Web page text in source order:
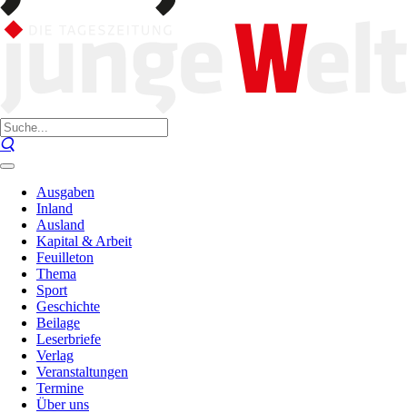
Ausgaben
Inland
Ausland
Kapital & Arbeit
Feuilleton
Thema
Sport
Geschichte
Beilage
Leserbriefe
Verlag
Veranstaltungen
Termine
Über uns